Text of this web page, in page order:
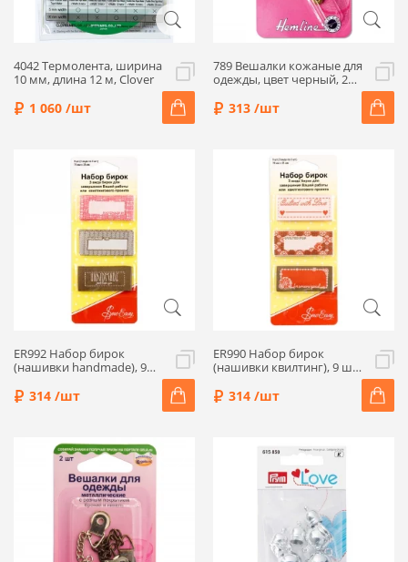
4042 Термолента, ширина
10 мм, длина 12 м, Clover
1 060 /шт
789 Вешалки кожаные для
одежды, цвет черный, 2
313 /шт
ER992 Набор бирок
(нашивки handmade), 9
314 /шт
ER990 Набор бирок
(нашивки квилтинг), 9 шт,
314 /шт